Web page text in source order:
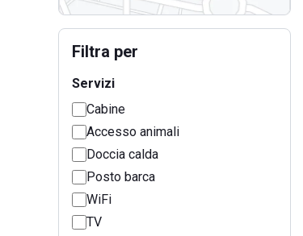
Filtra per
Servizi
Cabine
Accesso animali
Doccia calda
Posto barca
WiFi
TV